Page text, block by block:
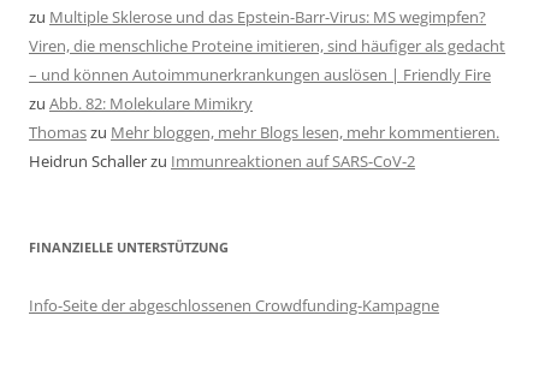
zu Multiple Sklerose und das Epstein-Barr-Virus: MS wegimpfen?
Viren, die menschliche Proteine imitieren, sind häufiger als gedacht
– und können Autoimmunerkrankungen auslösen | Friendly Fire
zu Abb. 82: Molekulare Mimikry
Thomaszu Mehr bloggen, mehr Blogs lesen, mehr kommentieren.
Heidrun Schallerzu Immunreaktionen auf SARS-CoV-2
FINANZIELLE UNTERSTÜTZUNG
Info-Seite der abgeschlossenen Crowdfunding-Kampagne